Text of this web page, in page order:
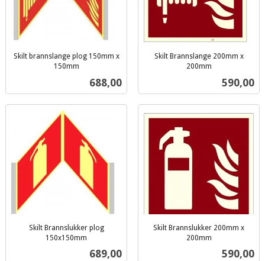
Skilt brannslange plog 150mm x
150mm
Pris
688,00
Skilt Brannslange 200mm x
200mm
Pris
590,00
Skilt Brannslukker plog
150x150mm
Pris
689,00
Skilt Brannslukker 200mm x
200mm
Pris
590,00